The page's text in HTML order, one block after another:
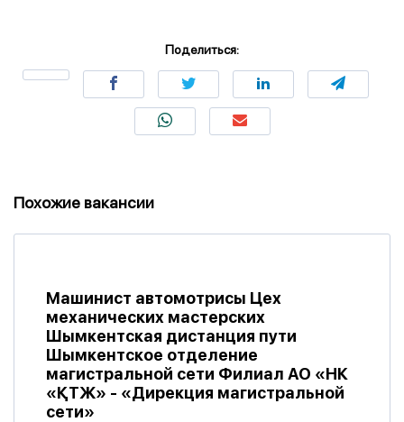
Поделиться:
Похожие вакансии
Машинист автомотрисы Цех
механических мастерских
Шымкентская дистанция пути
Шымкентское отделение
магистральной сети Филиал АО «НК
«ҚТЖ» - «Дирекция магистральной
сети»